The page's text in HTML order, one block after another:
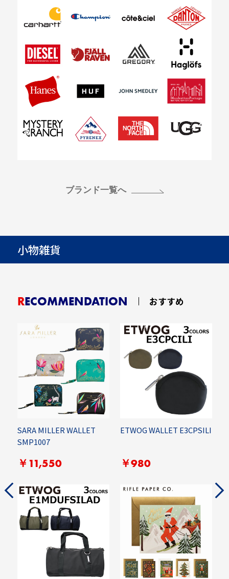
ブランド一覧へ
小物雑貨
RECOMMENDATION おすすめ
SARA MILLER WALLET
SMP1007
￥11,550
ETWOG WALLET E3CPSILI
￥980